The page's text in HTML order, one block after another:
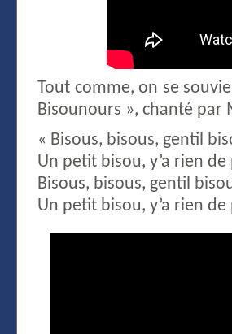
Tout comme, on se
Bisounours », chanté par
« Bisous, bisous, gentil
Un petit bisou, y’a rien
Bisous, bisous, gentil
Un petit bisou, y’a rien